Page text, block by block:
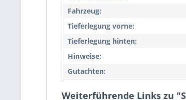
Fahrzeug:
Tieferlegung vorne:
Tieferlegung hinten:
Hinweise:
Gutachten:
Weiterführende Links zu